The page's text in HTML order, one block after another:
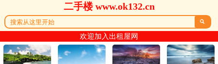
二手楼 www.ok132.cn

欢迎加入出租屋网